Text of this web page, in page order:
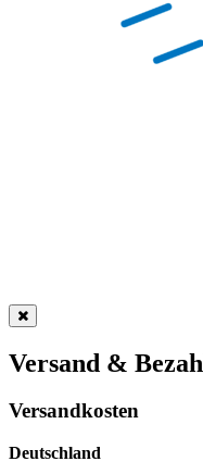
Versand &
Versandkosten
Deutschland